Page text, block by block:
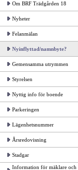
Om BRF Trädgården 18
Nyheter
Felanmälan
Nyinflyttad/namnbyte?
Gemensamma utrymmen
Styrelsen
Nyttig info för boende
Parkeringen
Lägenhetsnummer
Årsredovisning
Stadgar
Information för mäklare och